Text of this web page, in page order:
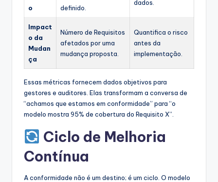
o
definido.
dados.
Impact
o da
Mudan
ça
Número de Requisitos
afetados por uma
mudança proposta.
Quantifica o risco
antes da
implementação.
Essas métricas fornecem dados objetivos para
gestores e auditores. Elas transformam a conversa de
“achamos que estamos em conformidade” para “o
modelo mostra 95% de cobertura do Requisito X”.
Ciclo de Melhoria
Contínua
A conformidade não é um destino; é um ciclo. O modelo